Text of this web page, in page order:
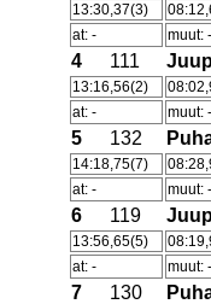
13:30,37(3)
at: -
muut: -
4
111
13:16,56(2)
at: -
muut: -
5
132
14:18,75(7)
at: -
muut: -
6
119
13:56,65(5)
at: -
muut: -
7
130